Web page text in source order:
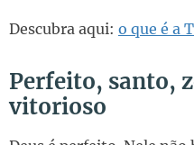
Descubra aqui: o que é a
Perfeito, santo,
vitorioso